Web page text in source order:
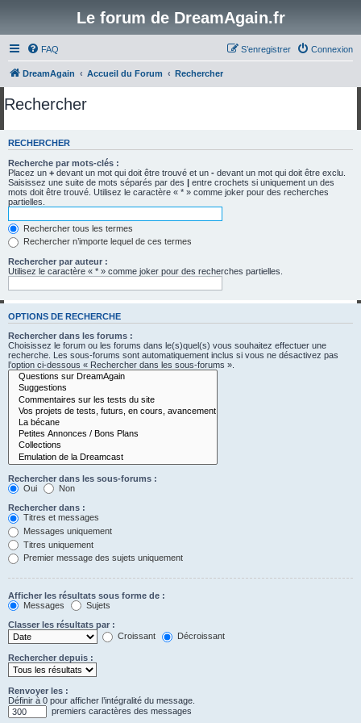
Le forum de DreamAgain.fr
FAQ Connexion
S’enregistrer
DreamAgain Accueil du Forum Rechercher
Rechercher
RECHERCHER
Recherche par mots-clés :
Placez un + devant un mot qui doit être trouvé et un - devant un mot qui doit être exclu.
Saisissez une suite de mots séparés par des | entre crochets si uniquement un des
mots doit être trouvé. Utilisez le caractère « * » comme joker pour des recherches
partielles.
Rechercher tous les termes
Rechercher n’importe lequel de ces termes
Rechercher par auteur :
Utilisez le caractère « * » comme joker pour des recherches partielles.
OPTIONS DE RECHERCHE
Rechercher dans les forums :
Choisissez le forum ou les forums dans le(s)quel(s) vous souhaitez effectuer une
recherche. Les sous-forums sont automatiquement inclus si vous ne désactivez pas
l’option ci-dessous « Rechercher dans les sous-forums ».
Rechercher dans les sous-forums :
Oui
Non
Rechercher dans :
Titres et messages
Messages uniquement
Titres uniquement
Premier message des sujets uniquement
Afficher les résultats sous forme de :
Messages
Sujets
Classer les résultats par :
Croissant
Décroissant
Rechercher depuis :
Renvoyer les :
Définir à 0 pour afficher l’intégralité du message.
premiers caractères des messages